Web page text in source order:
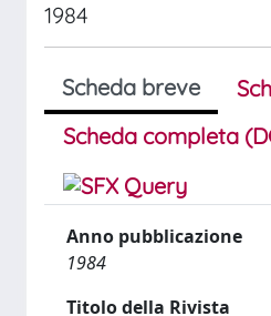
1984
Scheda breve
Scheda completa
Anno pubblicazione
1984
Titolo della Rivista